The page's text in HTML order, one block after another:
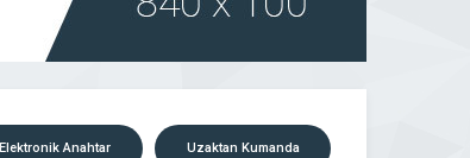
Elektronik Anahtar Uzaktan Kumanda